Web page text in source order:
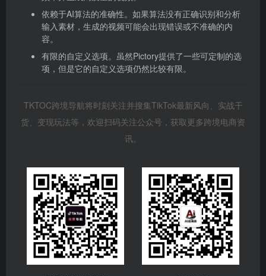
依赖于AI算法的准确性。如果算法没有正确识别和分析
输入素材，生成的视频可能会出现错误或不准确的内
容。
有限的自定义选项。虽然Pictory提供了一些可定制的选
项，但是它的自定义选项仍然比较有限。
TKTOC跨境导航将时刻关注并搜集TikTok最新风向、实战干
货、变现玩法等，欢迎扫码关注公众号，获取更多跨境电商资
讯。